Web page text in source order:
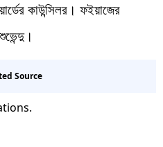
কাউন্সিলর। ফইয়াজের
Source